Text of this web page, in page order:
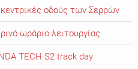
οδούς των Σερρών
ωράριο λειτουργίας
TECH S2 track day